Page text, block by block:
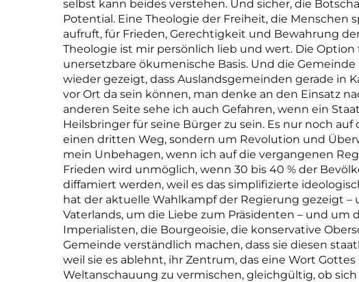
selbst kann beides verstehen. Und sicher, die
Potential. Eine Theologie der Freiheit, die Menschen
aufruft, für Frieden, Gerechtigkeit und Bewahrung
Theologie ist mir persönlich lieb und wert. Die
unersetzbare ökumenische Basis. Und die
wieder gezeigt, dass Auslandsgemeinden gerade in
vor Ort da sein können, man denke an den Einsatz
anderen Seite sehe ich auch Gefahren, wenn ein
Heilsbringer für seine Bürger zu sein. Es nur noch
einen dritten Weg, sondern um Revolution und
mein Unbehagen, wenn ich auf die vergangenen
Frieden wird unmöglich, wenn 30 bis 40 % der
diffamiert werden, weil es das simplifizierte
hat der aktuelle Wahlkampf der Regierung gezeigt
Vaterlands, um die Liebe zum Präsidenten – und um
Imperialisten, die Bourgeoisie, die konservative
Gemeinde verständlich machen, dass sie diesen
weil sie es ablehnt, ihr Zentrum, das eine Wort
Weltanschauung zu vermischen, gleichgültig, ob